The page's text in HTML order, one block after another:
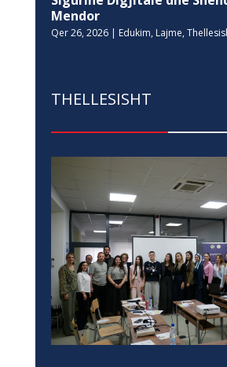
Mendor
Qer 26, 2026| Edukim, Lajme,
THELLESISHT